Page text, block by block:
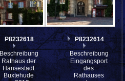
P8232618
Beschreibung:
Rathaus der
Hansestadt
Buxtehude
P8232614
Beschreibung:
Eingangsportal
des
Rathauses